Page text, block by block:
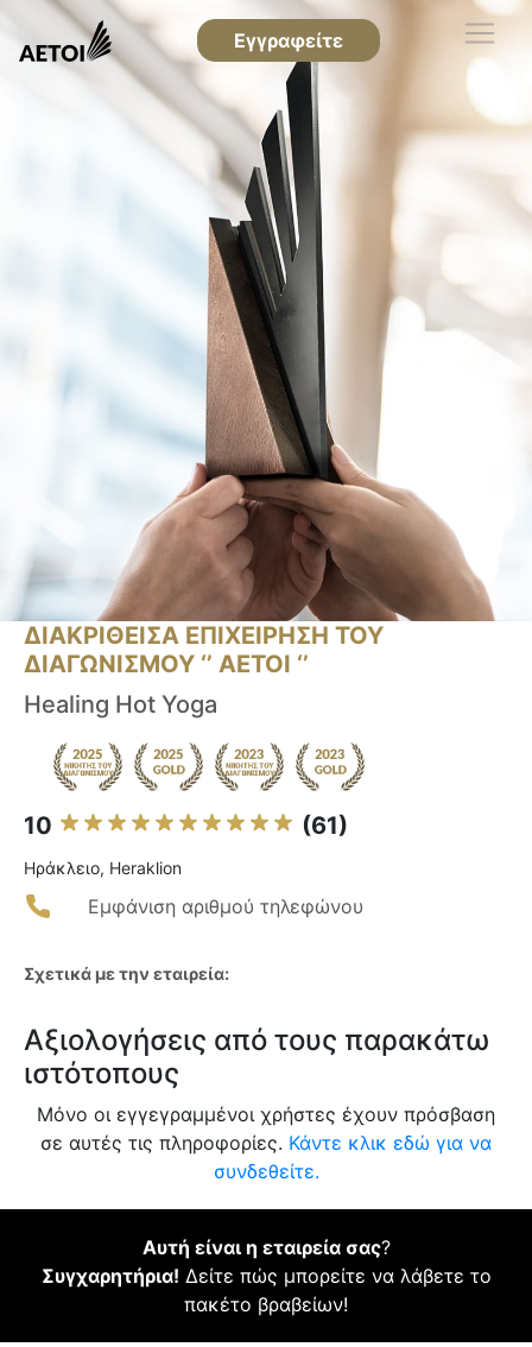
Εγγραφείτε
ΔΙΑΚΡΙΘΕΙΣΑ ΕΠΙΧΕΙΡΗΣΗ ΤΟΥ
ΔΙΑΓΩΝΙΣΜΟΥ ‘’ ΑΕΤΟΙ ‘’
Healing Hot Yoga
10 (61)
Ηράκλειο, Heraklion
Εμφάνιση αριθμού τηλεφώνου
Σχετικά με την εταιρεία:
Αξιολογήσεις από τους παρακάτω
ιστότοπους
Μόνο οι εγγεγραμμένοι χρήστες έχουν πρόσβαση
σε αυτές τις πληροφορίες. Κάντε κλικ εδώ για να
συνδεθείτε.
Αυτή είναι η εταιρεία σας?
Συγχαρητήρια! Δείτε πώς μπορείτε να λάβετε το
πακέτο βραβείων!